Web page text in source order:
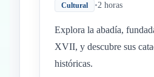
Cultural •2 horas
Explora la abadía,
XVII, y descubre sus
históricas.